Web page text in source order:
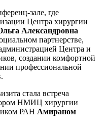
зале, где
Центра хирургии
Александровна
партнерстве,
Центра и
создании комфортной
профессиональной
стала встреча
НМИЦ хирургии
РАН Амираном